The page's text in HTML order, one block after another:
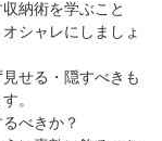
納術を学ぶこと
シャレにしましょ
せる・隠すべきも
。
べきか？